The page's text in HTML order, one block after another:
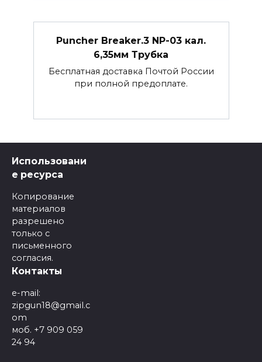
Puncher Breaker.3 NP-03 кал.
6,35мм Трубка
Бесплатная доставка Почтой России
при полной предоплате.
Использовани
е ресурса
Копирование
материалов
разрешено
только с
письменного
согласия.
Контакты
e-mail:
zipgun18@gmail.c
om
моб. +7 909 059
24 94